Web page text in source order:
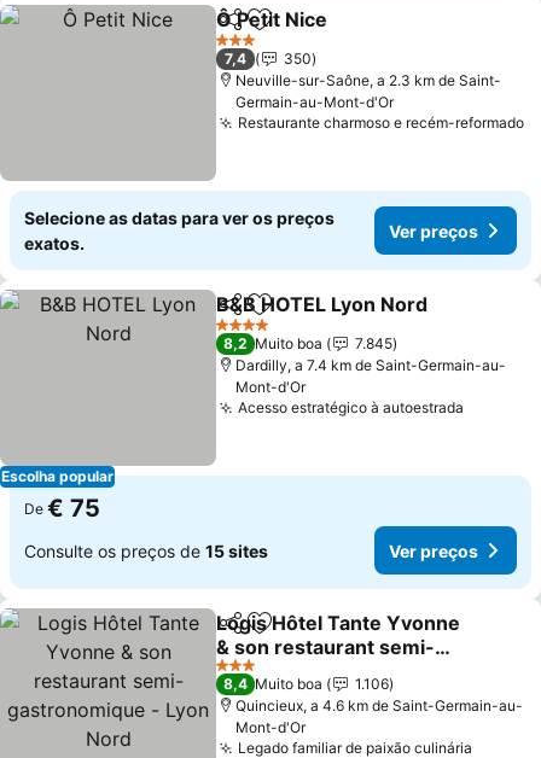
PartilharAdicionar aos favoritos
Ô Petit Nice
3 Estrelas
7,4
350
Neuville-sur-Saône, a 2.3 km de Saint-
Germain-au-Mont-d'Or
Restaurante charmoso e recém-reformado
Selecione as datas para ver os preços
exatos.
Ver preços
Escolha popular
PartilharAdicionar aos favoritos
B&B HOTEL Lyon Nord
4 Estrelas
8,2 Muito boa
7.845
Dardilly, a 7.4 km de Saint-Germain-au-
Mont-d'Or
Acesso estratégico à autoestrada
De € 75
Consulte os preços de 15 sites Ver preços
PartilharAdicionar aos favoritos
Logis Hôtel Tante Yvonne
& son restaurant semi-
gastronomique - Lyon
Nord
3 Estrelas
8,4 Muito boa
1.106
Quincieux, a 4.6 km de Saint-Germain-au-
Mont-d'Or
Legado familiar de paixão culinária